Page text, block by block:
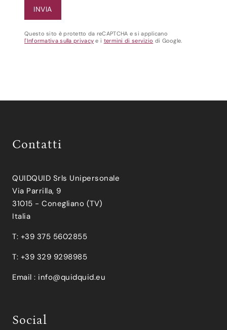
Questo sito è protetto da reCAPTCHA e si applicano
l'Informativa sulla privacy e i termini di servizio di Google.
Contatti
QUIDQUID Srls Unipersonale
Via Parrilla, 9
31015 - Conegliano (TV)
Italia
T: +39 375 5602855
T: +39 329 9298985
Email : info@quidquid.eu
Social